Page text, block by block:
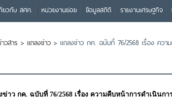
ยวกับ สศค. หน่วยงานย่อย ข้อมูลสถิติ รายงานเศรษฐกิจ
วสาร > แถลงข่าว > แถลงข่าว กค. ฉบับที่ 76/2568 เรื่อง ควา
ข่าว กค. ฉบับที่ 76/2568 เรื่อง ความคืบหน้าการดำเนิน